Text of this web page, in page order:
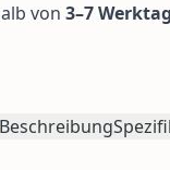
von 3–7
Beschreibung